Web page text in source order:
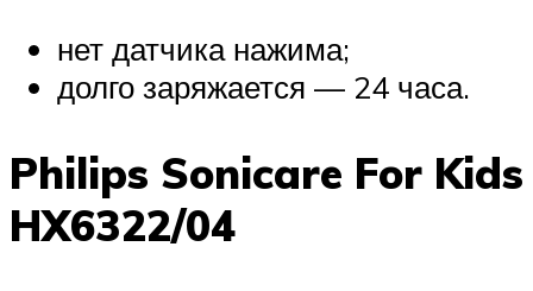
нет датчика нажима;
долго заряжается — 24 часа.
Philips Sonicare For Kids
HX6322/04